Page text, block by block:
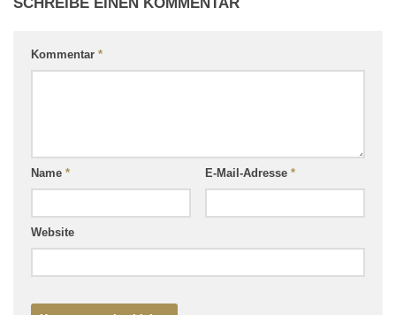
Kommentar *
Name * E-Mail-Adresse *
Website